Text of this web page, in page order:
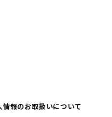
報のお取扱いについて